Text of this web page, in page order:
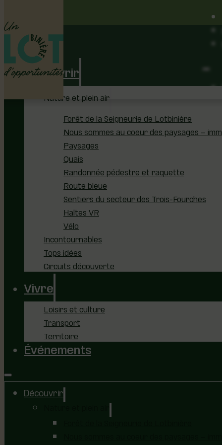
Découvrir
Nature et plein air
Forêt de la Seigneurie de Lotbinière
Nous sommes au coeur des paysages –
Paysages
Quais
Randonnée pédestre et raquette
Route bleue
Sentiers du secteur des Trois-Fourches
Haltes VR
Vélo
Incontournables
Tops idées
Circuits découverte
Vivre
Loisirs et culture
Transport
Territoire
Événements
Découvrir